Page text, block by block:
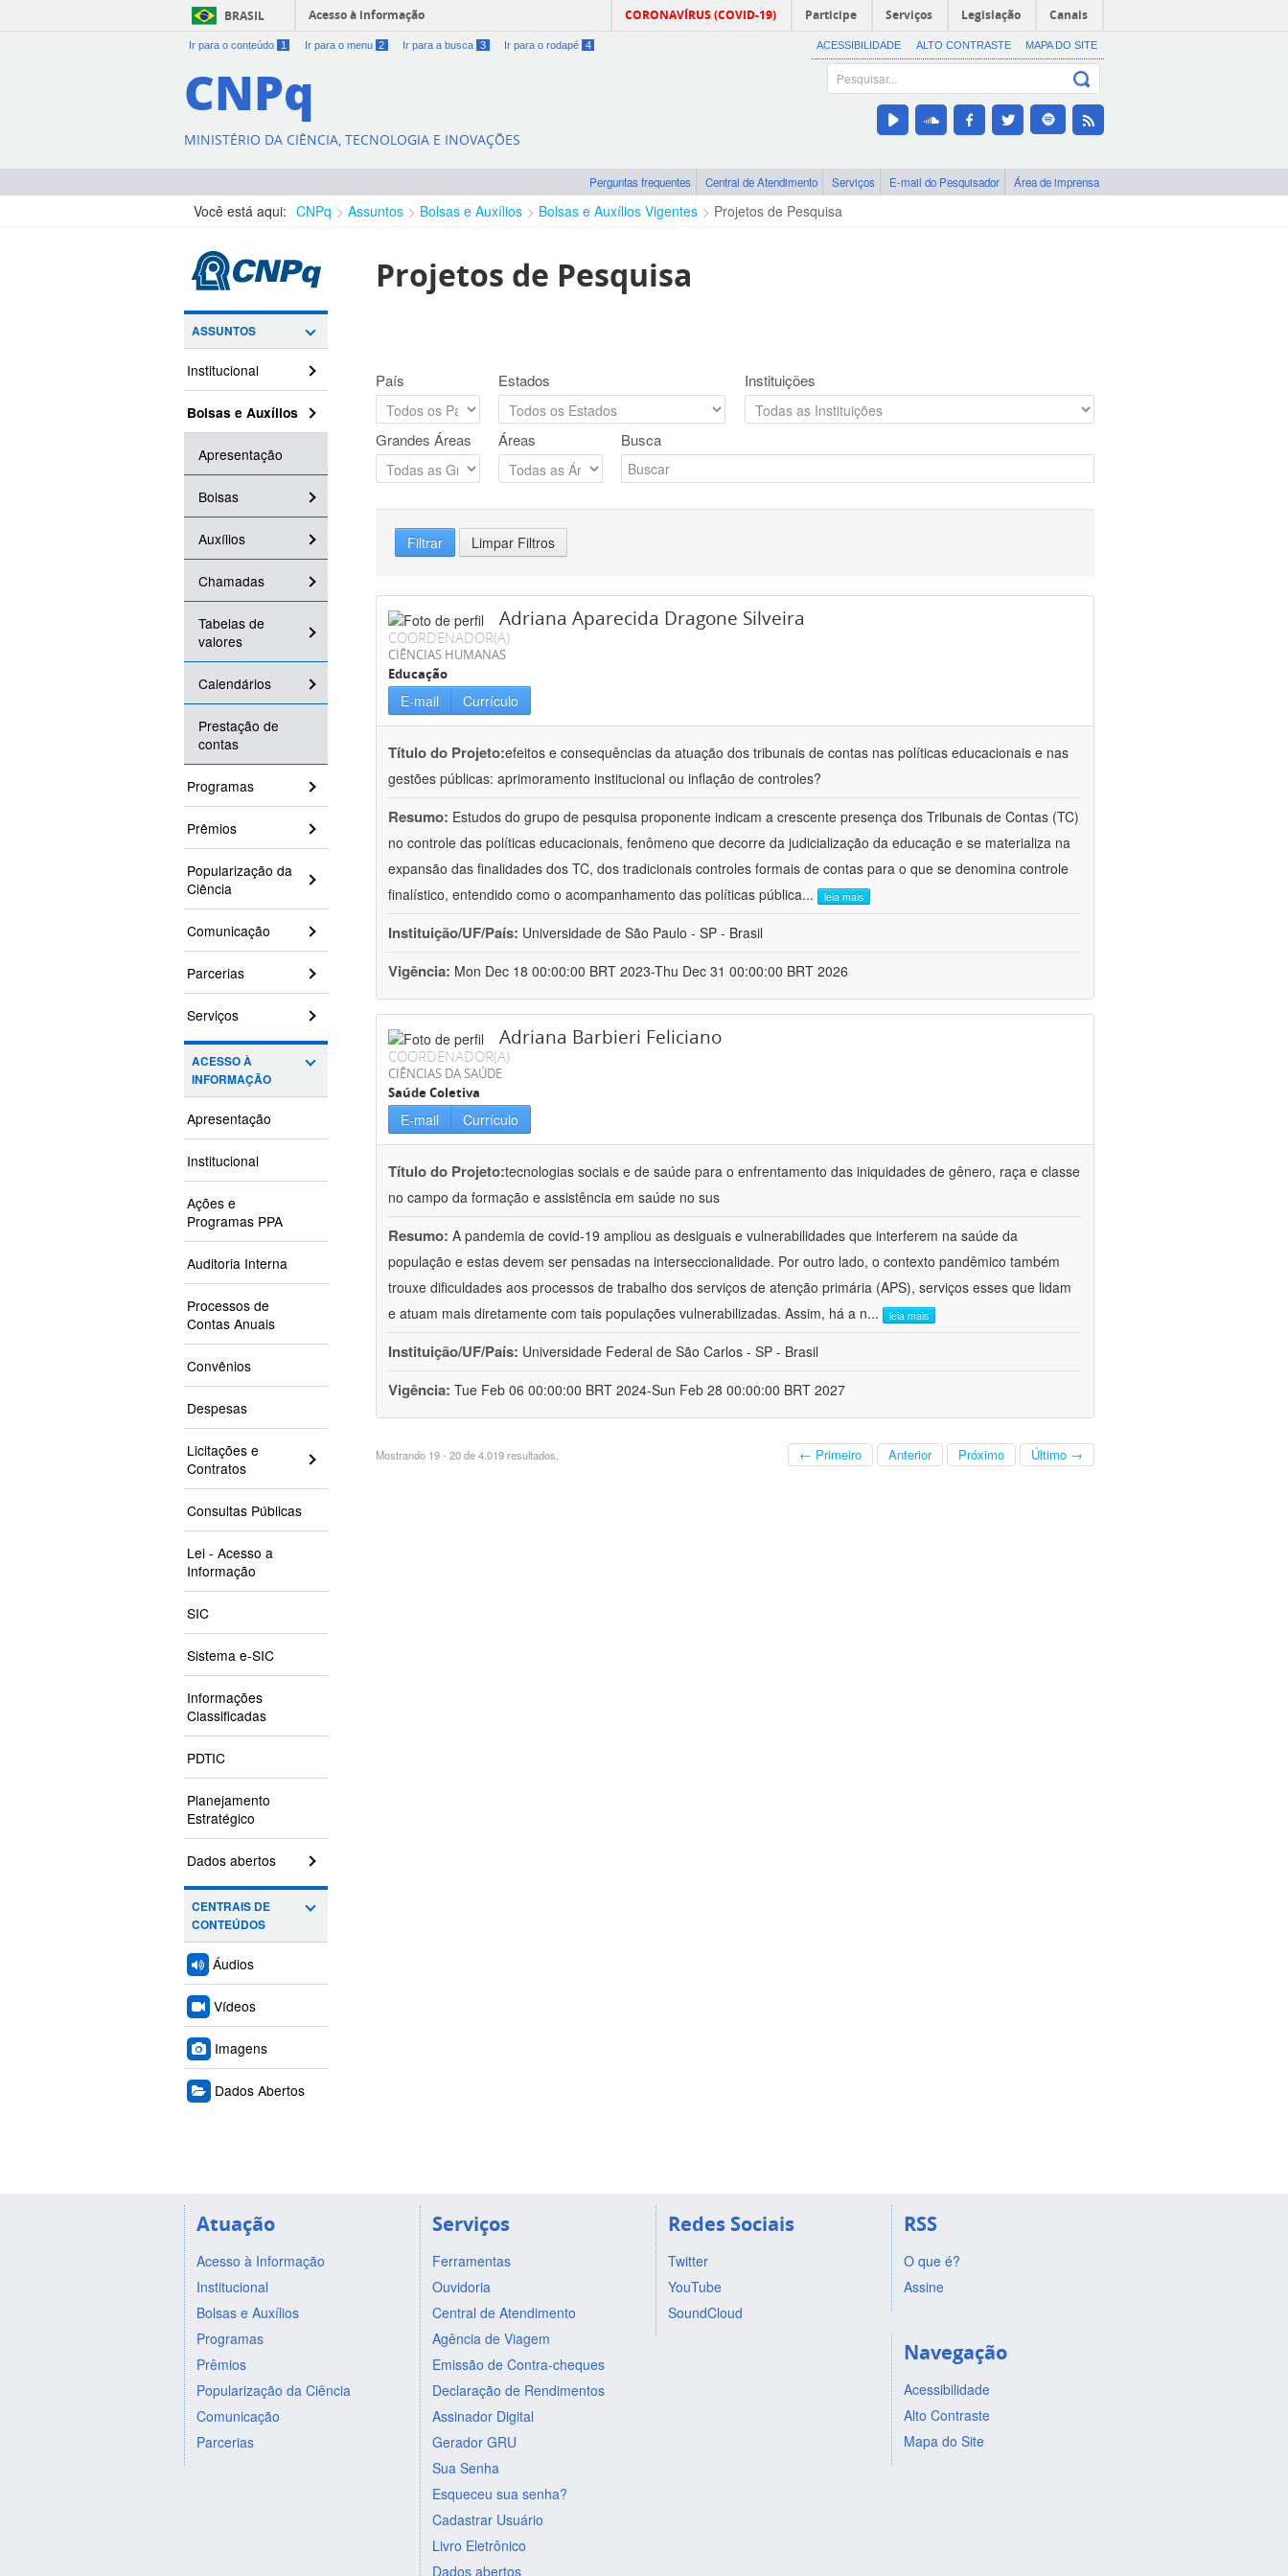
BRASIL Acesso à informação CORONAVÍRUS (COVID-19) Participe Serviços Legislação Canais
Ir para o conteúdo 1 Ir para o menu 2 Ir para a busca 3 Ir para o rodapé 4 ACESSIBILIDADE ALTO CONTRASTE MAPA DO SITE
CNPq
MINISTÉRIO DA CIÊNCIA, TECNOLOGIA E INOVAÇÕES
Perguntas frequentes Central de Atendimento Serviços E-mail do Pesquisador Área de imprensa
Você está aqui: CNPq Assuntos Bolsas e Auxílios Bolsas e Auxílios Vigentes Projetos de Pesquisa
ASSUNTOS
Institucional
Bolsas e Auxílios
Apresentação
Bolsas
Auxílios
Chamadas
Tabelas de
valores
Calendários
Prestação de
contas
Programas
Prêmios
Popularização da
Ciência
Comunicação
Parcerias
Serviços
ACESSO À
INFORMAÇÃO
Apresentação
Institucional
Ações e
Programas PPA
Auditoria Interna
Processos de
Contas Anuais
Convênios
Despesas
Licitações e
Contratos
Consultas Públicas
Lei - Acesso a
Informação
SIC
Sistema e-SIC
Informações
Classificadas
PDTIC
Planejamento
Estratégico
Dados abertos
CENTRAIS DE
CONTEÚDOS
Áudios
Vídeos
Imagens
Dados Abertos
Projetos de Pesquisa
País Estados Instituições
Grandes Áreas Áreas Busca
Filtrar Limpar Filtros
Adriana Aparecida Dragone Silveira
COORDENADOR(A)
CIÊNCIAS HUMANAS
Educação
E-mail Currículo
Título do Projeto:efeitos e consequências da atuação dos tribunais de contas nas políticas educacionais e nas
gestões públicas: aprimoramento institucional ou inflação de controles?
Resumo: Estudos do grupo de pesquisa proponente indicam a crescente presença dos Tribunais de Contas (TC)
no controle das políticas educacionais, fenômeno que decorre da judicialização da educação e se materializa na
expansão das finalidades dos TC, dos tradicionais controles formais de contas para o que se denomina controle
finalístico, entendido como o acompanhamento das políticas pública... leia mais
Instituição/UF/País: Universidade de São Paulo - SP - Brasil
Vigência: Mon Dec 18 00:00:00 BRT 2023-Thu Dec 31 00:00:00 BRT 2026
Adriana Barbieri Feliciano
COORDENADOR(A)
CIÊNCIAS DA SAÚDE
Saúde Coletiva
E-mail Currículo
Título do Projeto:tecnologias sociais e de saúde para o enfrentamento das iniquidades de gênero, raça e classe
no campo da formação e assistência em saúde no sus
Resumo: A pandemia de covid-19 ampliou as desiguais e vulnerabilidades que interferem na saúde da
população e estas devem ser pensadas na interseccionalidade. Por outro lado, o contexto pandêmico também
trouxe dificuldades aos processos de trabalho dos serviços de atenção primária (APS), serviços esses que lidam
e atuam mais diretamente com tais populações vulnerabilizadas. Assim, há a n... leia mais
Instituição/UF/País: Universidade Federal de São Carlos - SP - Brasil
Vigência: Tue Feb 06 00:00:00 BRT 2024-Sun Feb 28 00:00:00 BRT 2027
Mostrando 19 - 20 de 4.019 resultados. ← Primeiro Anterior Próximo Último →
Atuação
Acesso à Informação
Institucional
Bolsas e Auxílios
Programas
Prêmios
Popularização da Ciência
Comunicação
Parcerias
Serviços
Ferramentas
Ouvidoria
Central de Atendimento
Agência de Viagem
Emissão de Contra-cheques
Declaração de Rendimentos
Assinador Digital
Gerador GRU
Sua Senha
Esqueceu sua senha?
Cadastrar Usuário
Livro Eletrônico
Dados abertos
Redes Sociais
Twitter
YouTube
SoundCloud
RSS
O que é?
Assine
Navegação
Acessibilidade
Alto Contraste
Mapa do Site